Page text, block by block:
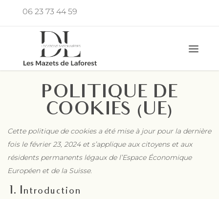
contenu
06 23 73 44 59
POLITIQUE DE
COOKIES (UE)
Cette politique de cookies a été mise à jour pour la dernière
fois le février 23, 2024 et s’applique aux citoyens et aux
résidents permanents légaux de l’Espace Économique
Européen et de la Suisse.
1. Introduction